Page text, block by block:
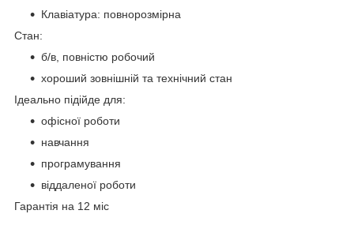
Клавіатура: повнорозмірна
Стан:
б/в, повністю робочий
хороший зовнішній та технічний стан
Ідеально підійде для:
офісної роботи
навчання
програмування
віддаленої роботи
Гарантія на 12 міс